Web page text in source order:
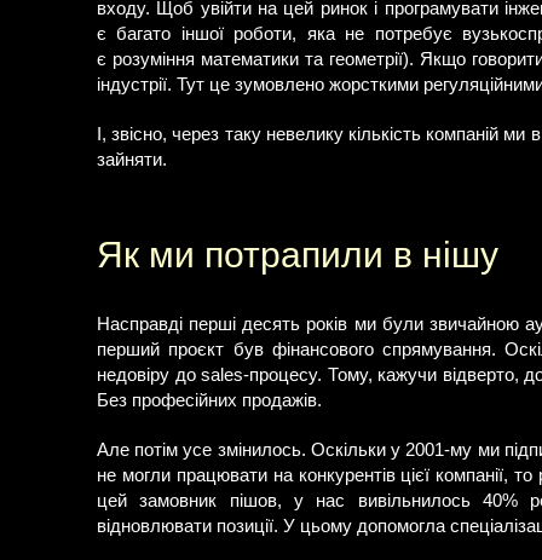
входу. Щоб увійти на цей ринок і програмувати
є багато іншої роботи, яка не потребує
є розуміння математики та геометрії). Якщо
індустрії. Тут це зумовлено жорсткими
І, звісно, через таку невелику кількість
зайняти.
Як ми потрапили в нішу
Насправді перші десять років ми були звичайною
перший проєкт був фінансового спрямування.
недовіру до sales-процесу. Тому, кажучи відверто,
Без професійних продажів.
Але потім усе змінилось. Оскільки у 2001-му ми
не могли працювати на конкурентів цієї компанії,
цей замовник пішов, у нас вивільнилось 40%
відновлювати позиції. У цьому допомогла